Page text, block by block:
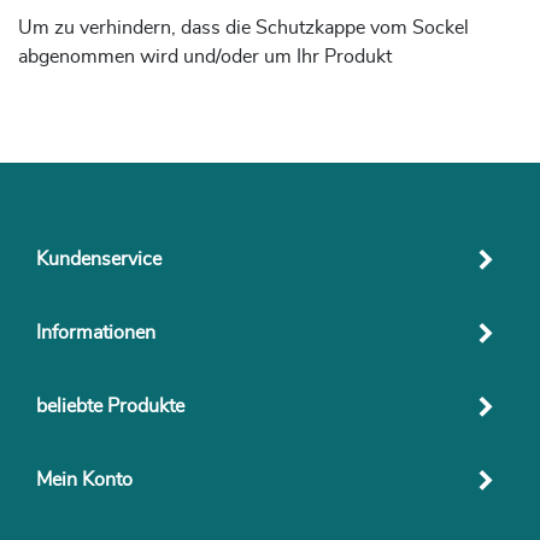
Um zu verhindern, dass die Schutzkappe vom Sockel
abgenommen wird und/oder um Ihr Produkt
Kundenservice
Informationen
beliebte Produkte
Mein Konto